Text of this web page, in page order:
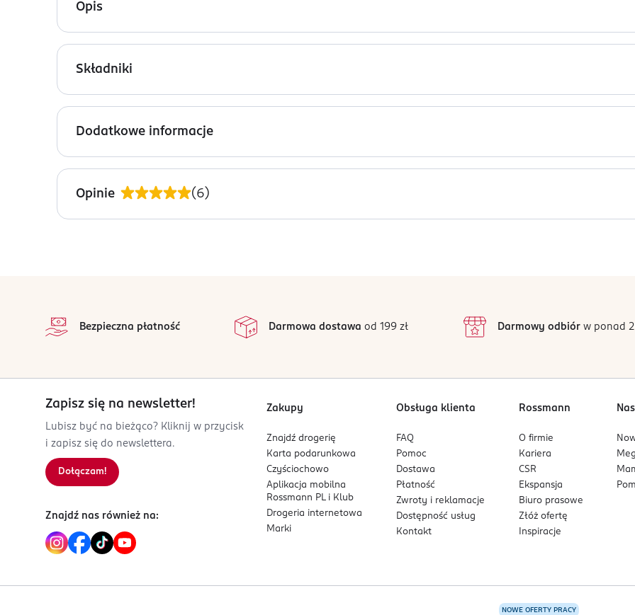
Opis
Adopt' Doux Baisers woda perfumowana dla kobiet. Odkryj zapach pełen niuansów – jak zaproszenie do miłości i
podkreślona wanilią intryguje od pierwszych nut, by następnie oczarować pudrowym akcentem i ciepłem drzewa
Składniki
Alcohol Denat, Aqua (Water), Parfum (Fragrance), Benzyl Salicylate, Butylphenyl Methylpropional,
Dodatkowe informacje
PRZYGOTOWANIE I STOSOWANIE
Spryskaj newralgiczne miejsca ciała: szyję, dekolt oraz przeguby dłoni. Używaj tak często, jak potrzebujesz.
Opinie (6)
2
1
Bezpieczna płatność Darmowa dostawa od 199 zł Darmowy odbiórw ponad
Zapisz się na newsletter!
Lubisz być na bieżąco? Kliknij w przycisk
i zapisz się do newslettera.
Dołączam!
Znajdź nas również na:
Zakupy
Znajdź drogerię
Karta podarunkowa
Czyściochowo
Aplikacja mobilna
Rossmann PL i Klub
Drogeria internetowa
Marki
Obsługa klienta
FAQ
Pomoc
Dostawa
Płatność
Zwroty i reklamacje
Dostępność usług
Kontakt
Rossmann
O firmie
Kariera
CSR
Ekspansja
Biuro prasowe
Złóż ofertę
Inspiracje
NOWE OFERTY PRACY